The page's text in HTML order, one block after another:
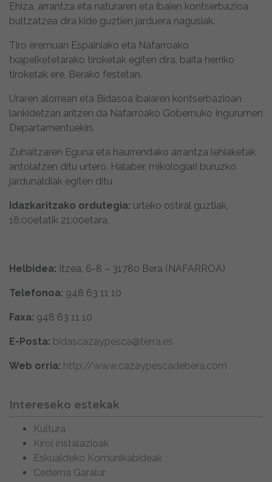
Ehiza, arrantza eta naturaren eta ibaien kontserbazioa
bultzatzea dira kide guztien jarduera nagusiak.
Tiro eremuan Espainiako eta Nafarroako
txapelketetarako tiroketak egiten dira, baita herriko
tiroketak ere, Berako festetan.
Uraren alorrean eta Bidasoa ibaiaren kontserbazioan
lankidetzan aritzen da Nafarroako Gobernuko Ingurumen
Departamentuekin.
Zuhaitzaren Eguna eta haurrendako arrantza lehiaketak
antolatzen ditu urtero. Halaber, mikologiari buruzko
jardunaldiak egiten ditu
Idazkaritzako ordutegia: urteko ostiral guztiak,
18:00etatik 21:00etara.
Helbidea: Itzea, 6-8 – 31780 Bera (NAFARROA)
Telefonoa: 948 63 11 10
Faxa: 948 63 11 10
E-Posta: bidascazaypesca@terra.es
Web orria: http://www.cazaypescadebera.com
Intereseko estekak
Kultura
Kirol instalazioak
Eskualdeko Komunikabideak
Cederna Garalur